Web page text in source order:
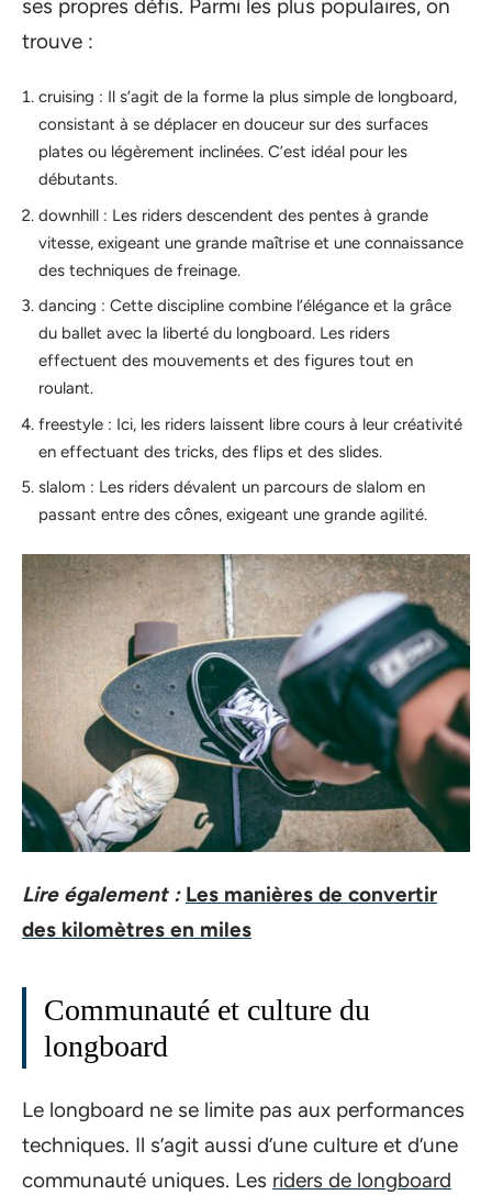
ses propres défis. Parmi les plus populaires, on
trouve :
cruising : Il s’agit de la forme la plus simple de longboard,
consistant à se déplacer en douceur sur des surfaces
plates ou légèrement inclinées. C’est idéal pour les
débutants.
downhill : Les riders descendent des pentes à grande
vitesse, exigeant une grande maîtrise et une connaissance
des techniques de freinage.
dancing : Cette discipline combine l’élégance et la grâce
du ballet avec la liberté du longboard. Les riders
effectuent des mouvements et des figures tout en
roulant.
freestyle : Ici, les riders laissent libre cours à leur créativité
en effectuant des tricks, des flips et des slides.
slalom : Les riders dévalent un parcours de slalom en
passant entre des cônes, exigeant une grande agilité.
Lire également : Les manières de convertir
des kilomètres en miles
Communauté et culture du
longboard
Le longboard ne se limite pas aux performances
techniques. Il s’agit aussi d’une culture et d’une
communauté uniques. Les riders de longboard